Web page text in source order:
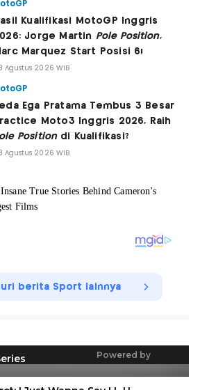
Kualifikasi MotoGP Inggris
Jorge Martin Pole Position,
Marquez Start Posisi 6!
Agustus 2026 WIB
Ega Pratama Tembus 3 Besar
Moto3 Inggris 2026, Raih
Positiondi Kualifikasi?
Agustus 2026 WIB
berita Sport lainnya